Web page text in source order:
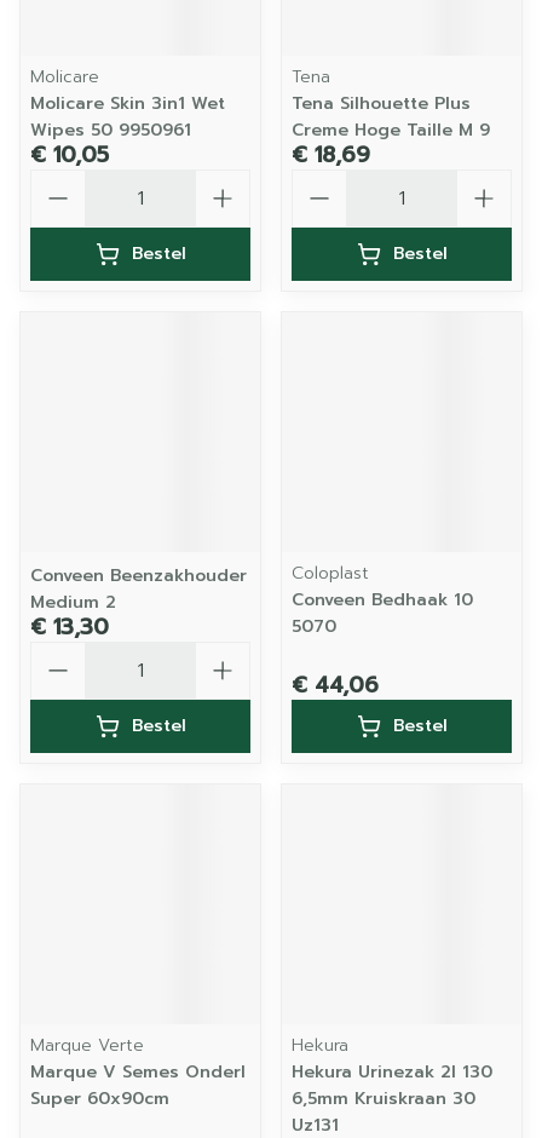
Molicare
Molicare Skin 3in1 Wet
Wipes 50 9950961
€ 10,05
Bestel
Tena
Tena Silhouette Plus
Creme Hoge Taille M 9
€ 18,69
Bestel
Conveen Beenzakhouder
Medium 2
€ 13,30
Bestel
Coloplast
Conveen Bedhaak 10
5070
€ 44,06
Bestel
Marque Verte
Marque V Semes Onderl
Super 60x90cm
Hekura
Hekura Urinezak 2l 130
6,5mm Kruiskraan 30
Uz131